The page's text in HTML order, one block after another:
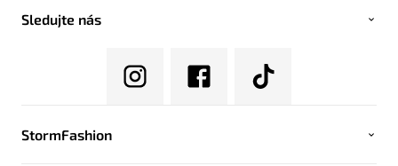
Sledujte nás
StormFashion